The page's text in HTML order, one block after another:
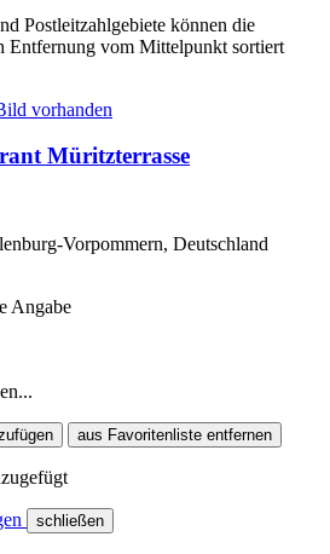
Postleitzahlgebiete können die
Entfernung vom Mittelpunkt sortiert
Müritzterrasse
Vorpommern, Deutschland
Angabe
aus Favoritenliste entfernen
schließen